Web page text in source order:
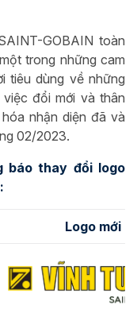
GOBAIN toàn
trong những cam
tiêu dùng về những
đổi mới và thân
nhận diện đã và
02/2023.
báo thay đổi logo
Logo mới